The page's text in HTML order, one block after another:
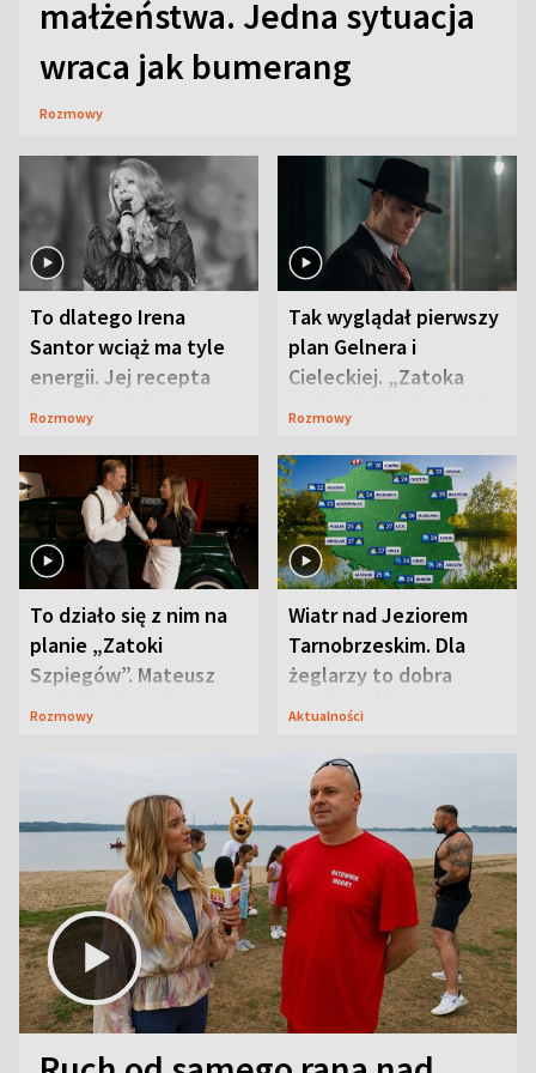
małżeństwa. Jedna sytuacja
wraca jak bumerang
Rozmowy
To dlatego Irena
Santor wciąż ma tyle
energii. Jej recepta
jest zaskakująco
Rozmowy
Tak wyglądał pierwszy
plan Gelnera i
Cieleckiej. „Zatoka
szpiegów” od razu ich
Rozmowy
To działo się z nim na
planie „Zatoki
Szpiegów”. Mateusz
Janicki odsłonił
Rozmowy
Wiatr nad Jeziorem
Tarnobrzeskim. Dla
żeglarzy to dobra
wiadomość
Aktualności